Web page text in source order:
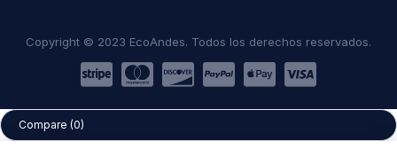
Copyright © 2023 EcoAndes. Todos los derechos reservados.
Compare (0)